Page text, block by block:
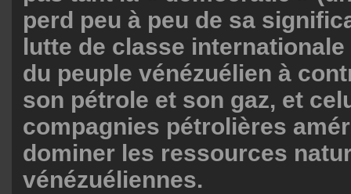
perd peu à peu de sa
lutte de classe
du peuple vénézuélien à
son pétrole et son gaz, et
compagnies pétrolières
dominer les ressources
vénézuéliennes.